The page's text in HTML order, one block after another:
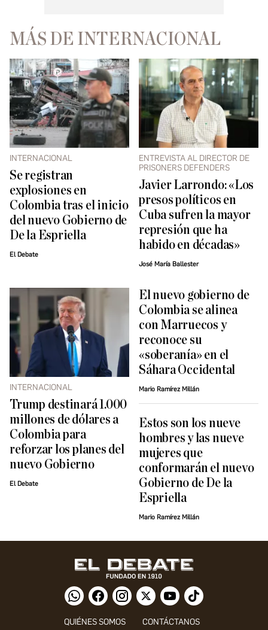
MÁS DE INTERNACIONAL
INTERNACIONAL
Se registran
explosiones en
Colombia tras el inicio
del nuevo Gobierno de
De la Espriella
El Debate
ENTREVISTA AL DIRECTOR DE
PRISONERS DEFENDERS
Javier Larrondo: «Los
presos políticos en
Cuba sufren la mayor
represión que ha
habido en décadas»
José María Ballester
INTERNACIONAL
Trump destinará 1.000
millones de dólares a
Colombia para
reforzar los planes del
nuevo Gobierno
El Debate
El nuevo gobierno de
Colombia se alinea
con Marruecos y
reconoce su
«soberanía» en el
Sáhara Occidental
Mario Ramírez Millán
Estos son los nueve
hombres y las nueve
mujeres que
conformarán el nuevo
Gobierno de De la
Espriella
Mario Ramírez Millán
QUIÉNES SOMOS CONTÁCTANOS